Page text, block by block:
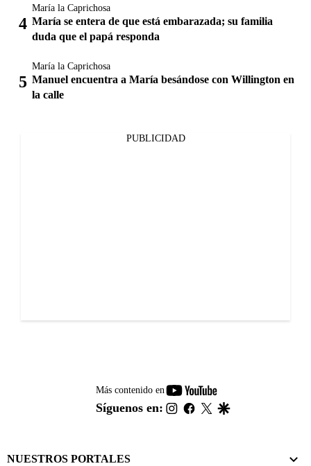
María la Caprichosa
María se entera de que está embarazada; su familia
duda que el papá responda
María la Caprichosa
Manuel encuentra a María besándose con Willington en
la calle
PUBLICIDAD
Más contenido en
youtube-
footer
Síguenos en: instagram
facebook
twitter
NUESTROS PORTALES